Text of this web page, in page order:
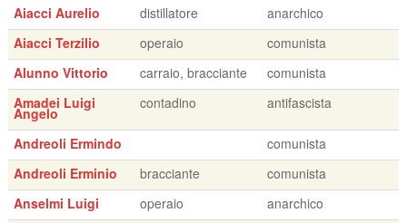
Aiacci Aurelio
distillatore
anarchico
Aiacci Terzilio
operaio
comunista
Alunno Vittorio
carraio, bracciante
comunista
Amadei Luigi
Angelo
contadino antifascista
Andreoli Ermindo
comunista
Andreoli Erminio
bracciante
comunista
Anselmi Luigi
operaio
anarchico